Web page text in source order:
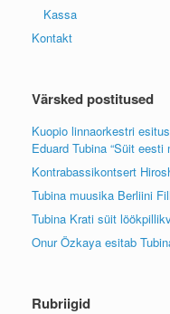
Kassa
Kontakt
Värsked postitused
Kuopio linnaorkestri
Eduard Tubina “Süit eesti
Kontrabassikontsert
Tubina muusika Berliini
Tubina Krati süit
Onur Özkaya esitab
Rubriigid